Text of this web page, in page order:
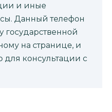
и иные
Данный телефон
государственной
на странице, и
для консультации с